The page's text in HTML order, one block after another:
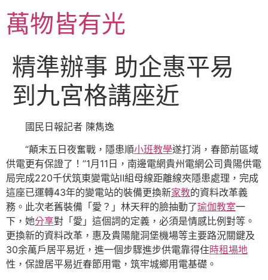
主萬物皆有光
精準辦事 助企惠平易
到九宮格講座近
國民日報記者 陳雋逸
“顛末五日夜奮戰，隱患順小班教學遂打消，春節前區域
供電更有保證了！”1月11日，南邊電網貴州電網公司貴陽供電
局完成220千伏筑東變電站Ⅱ組母線距離線夾隱患處理，完成
這座已運轉43年的變電站的裝備更換新家教的資料改革義
務。此次老舊裝備「愛？」林天秤的臉抽動了瑜伽教室一
下，她分享對「愛」這個詞的定義，必須是情感比例對等。
更換新的資料改革，惠及貴陽龍洞堡機場等主要路況關鍵及
30余萬戶居平易近，進一個步驟進步供電靠得住時租場地
性，保證居平易近春節用電，筑牢城鄉用電基礎。